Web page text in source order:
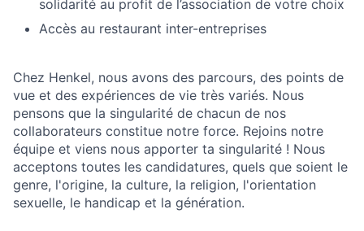
solidarité au profit de l’association de votre choix
Accès au restaurant inter-entreprises
Chez Henkel, nous avons des parcours, des points de
vue et des expériences de vie très variés. Nous
pensons que la singularité de chacun de nos
collaborateurs constitue notre force. Rejoins notre
équipe et viens nous apporter ta singularité ! Nous
acceptons toutes les candidatures, quels que soient le
genre, l'origine, la culture, la religion, l'orientation
sexuelle, le handicap et la génération.